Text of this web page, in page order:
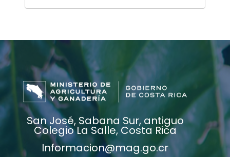
San José, Sabana Sur, antiguo
Colegio La Salle, Costa Rica
Informacion@mag.go.cr